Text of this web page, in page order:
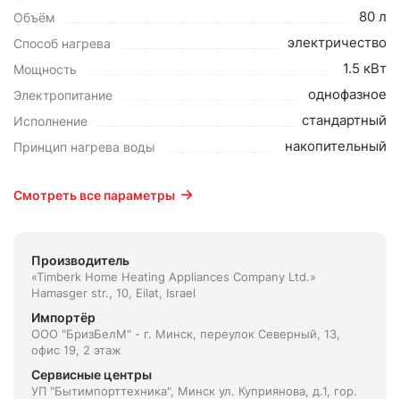
Объём 80 л
Способ нагрева электричество
Мощность 1.5 кВт
Электропитание однофазное
Исполнение стандартный
Принцип нагрева воды накопительный
Смотреть все параметры
Производитель
«Timberk Home Heating Appliances Company Ltd.»
Hamasger str., 10, Eilat, Israel
Импортёр
ООО "БризБелМ" - г. Минск, переулок Северный, 13,
офис 19, 2 этаж
Сервисные центры
УП "Бытимпорттехника", Минск ул. Куприянова, д.1, гор.